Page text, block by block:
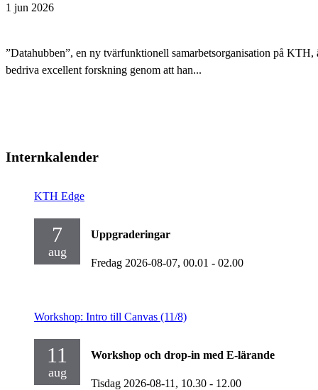
1 jun 2026
”Datahubben”, en ny tvärfunktionell samarbetsorganisation på
bedriva excellent forskning genom att han...
Internkalender
KTH Edge
7
aug
Uppgraderingar
Fredag 2026-08-07, 00.01 - 02.00
Workshop: Intro till Canvas (11/8)
11
aug
Workshop och drop-in med E-lärande
Tisdag 2026-08-11, 10.30 - 12.00